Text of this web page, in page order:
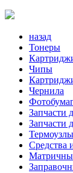
назад
Тонеры
Чипы
Чернила
Запчасти
Запчасти
Средства